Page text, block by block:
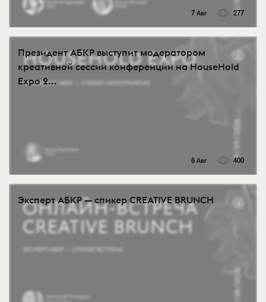
7 Авг 277
Президент АБКР выступит модератором
креативной сессии конференции на HouseHold
Expo 2...
6 Авг 400
Эксперт АБКР — спикер CREATIVE BRUNCH